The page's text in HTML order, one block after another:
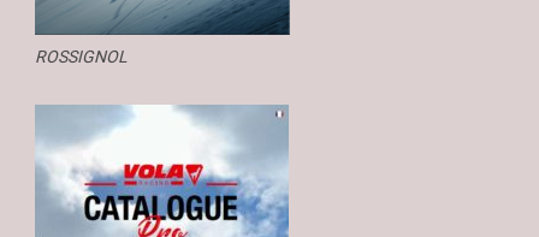
ROSSIGNOL